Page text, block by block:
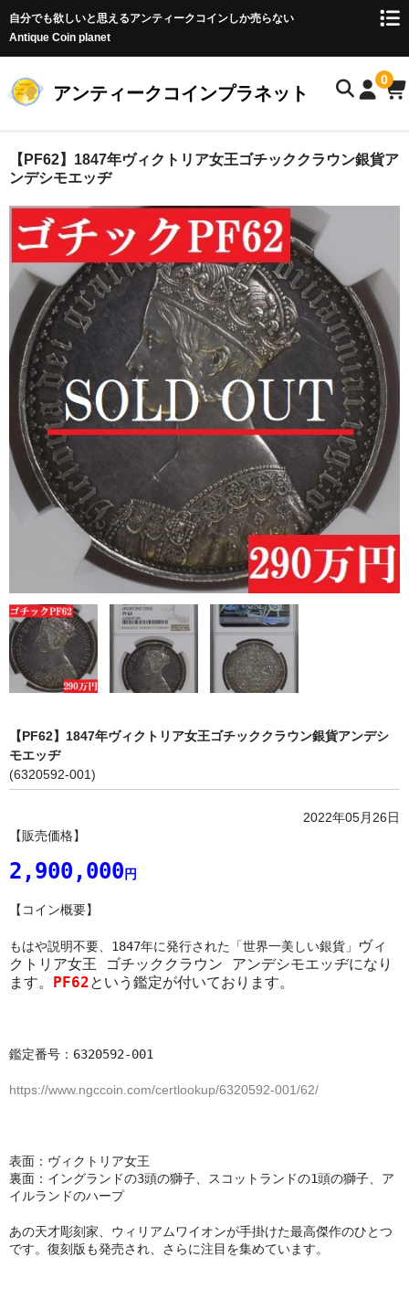
自分でも欲しいと思えるアンティークコインしか売らない
Antique Coin planet
アンティークコインプラネット
0
ホーム
オークション
お客様の声
店主のブログ
コイン初心者の方へ
お問い合わせ
会社概要
各種代行
ご注文の流れ
【PF62】1847年ヴィクトリア女王ゴチッククラウン銀貨ア
ンデシモエッヂ
【PF62】1847年ヴィクトリア女王ゴチッククラウン銀貨アンデシ
モエッヂ
(6320592-001)
2022年05月26日
【販売価格】
2,900,000 円
【コイン概要】
もはや説明不要、1847年に発行された「世界一美しい銀貨」
ヴィ
クトリア女王 ゴチッククラウン アンデシモエッヂになり
ます。 PF62という鑑定が付いております。
鑑定番号：6320592-001
https://www.ngccoin.com/certlookup/6320592-001/62/
表面：ヴィクトリア女王
裏面：イングランドの3頭の獅子、スコットランドの1頭の獅子、ア
イルランドのハープ
あの天才彫刻家、ウィリアムワイオンが手掛けた最高傑作のひとつ
です。復刻版も発売され、さらに注目を集めています。